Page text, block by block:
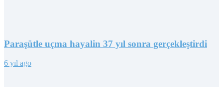
Paraşütle uçma hayalin 37 yıl sonra gerçekleştirdi
6 yıl ago